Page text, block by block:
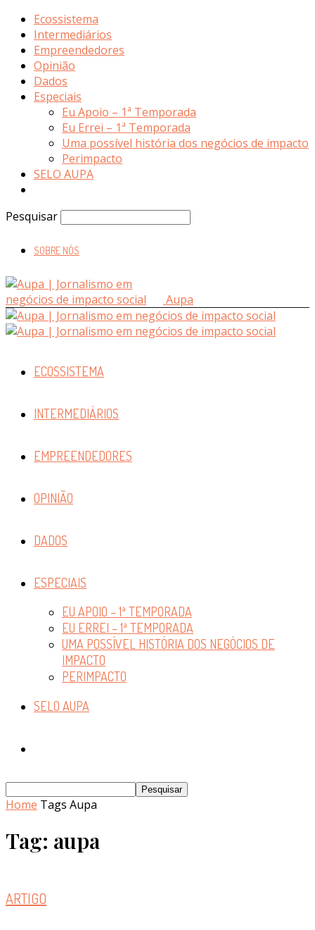
Ecossistema
Intermediários
Empreendedores
Opinião
Dados
Especiais
Eu Apoio – 1ª Temporada
Eu Errei – 1ª Temporada
Uma possível história dos negócios de impacto
Perimpacto
SELO AUPA
Pesquisar
SOBRE NÓS
Aupa
ECOSSISTEMA
INTERMEDIÁRIOS
EMPREENDEDORES
OPINIÃO
DADOS
ESPECIAIS
EU APOIO – 1ª TEMPORADA
EU ERREI – 1ª TEMPORADA
UMA POSSÍVEL HISTÓRIA DOS NEGÓCIOS DE
IMPACTO
PERIMPACTO
SELO AUPA
Home Tags Aupa
Tag: aupa
ARTIGO